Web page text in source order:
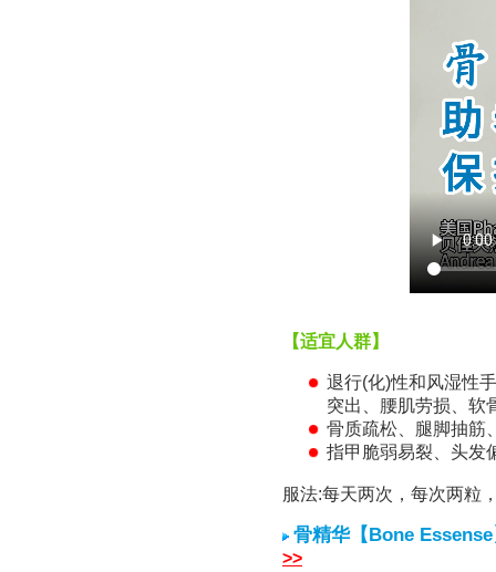
【适宜人群】
退行(化)性和风湿性
突出、腰肌劳损、软
骨质疏松、腿脚抽筋
指甲脆弱易裂、头发
服法:每天两次，每次两粒
骨精华【Bone
>>